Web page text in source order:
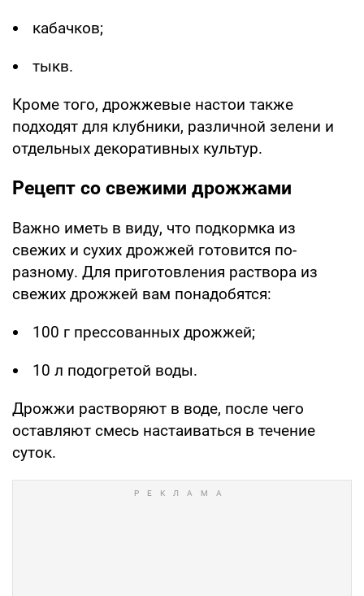
кабачков;
тыкв.
Кроме того, дрожжевые настои также
подходят для клубники, различной зелени и
отдельных декоративных культур.
Рецепт со свежими дрожжами
Важно иметь в виду, что подкормка из
свежих и сухих дрожжей готовится по-
разному. Для приготовления раствора из
свежих дрожжей вам понадобятся:
100 г прессованных дрожжей;
10 л подогретой воды.
Дрожжи растворяют в воде, после чего
оставляют смесь настаиваться в течение
суток.